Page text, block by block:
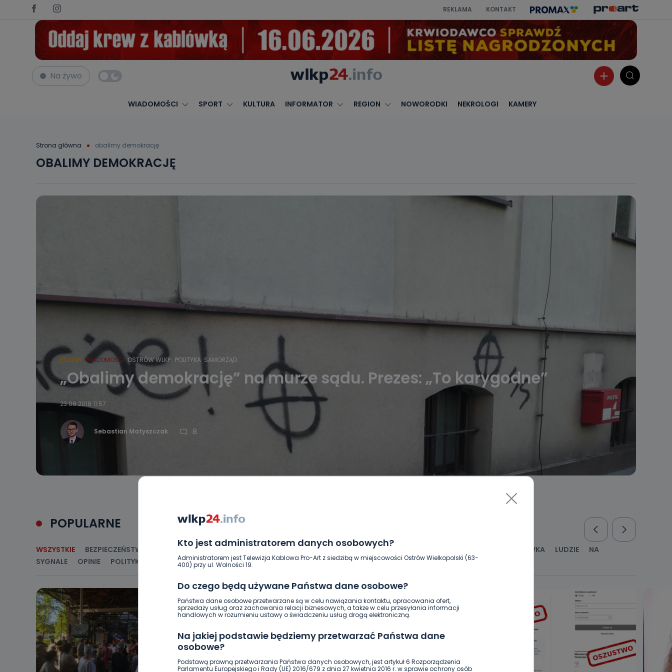
REKLAMA KONTAKT
Na żywo
WIADOMOŚCI SPORT KULTURA INFORMATOR REGION NOWORODKI NEKROLOGI KAMERY
Strona główna obalimy demokrację
Kto jest administratorem danych osobowych?
Administratorem jest Telewizja Kablowa Pro-Art z siedzibą w miejscowości Ostrów Wielkopolski (63-
400) przy ul. Wolności 19.
Do czego będą używane Państwa dane osobowe?
Państwa dane osobowe przetwarzane są w celu nawiązania kontaktu, opracowania ofert,
sprzedaży usług oraz zachowania relacji biznesowych, a także w celu przesyłania informacji
handlowych w rozumieniu ustawy o świadczeniu usług drogą elektroniczną.
Na jakiej podstawie będziemy przetwarzać Państwa dane
osobowe?
Podstawą prawną przetwarzania Państwa danych osobowych, jest artykuł 6 Rozporządzenia
Parlamentu Europejskiego i Rady (UE) 2016/679 z dnia 27 kwietnia 2016 r. w sprawie ochrony osób
OBALIMY DEMOKRACJĘ
REGION WIADOMOŚCI OSTRÓW WLKP. POLITYKA SAMORZĄD
„Obalimy demokrację” na murze sądu. Prezes: „To karygodne”
23.08.2018 11:57
Sebastian Matyszczak 8
POPULARNE
WSZYSTKIE BEZPIECZEŃSTWO CIEKAWOSTKI GOSPODARKA I FINANSE HISTORIA KULTURA I ROZRYWKA LUDZIE
NA
SYGNALE
OPINIE POLITYKA RELIGIA SAMORZĄD ŚRODOWISKO WASZE INFO WSZYSTKICH ŚWIĘTYCH WYWIADY